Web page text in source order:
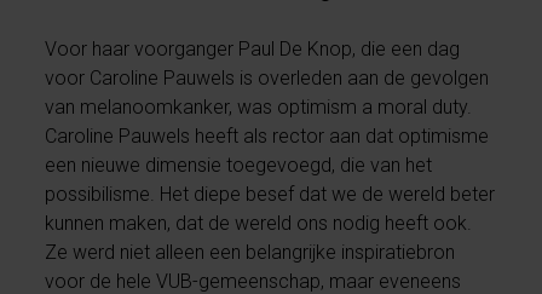
Voor haar voorganger Paul De Knop, die een dag
voor Caroline Pauwels is overleden aan de gevolgen
van melanoomkanker, was optimism a moral duty.
Caroline Pauwels heeft als rector aan dat optimisme
een nieuwe dimensie toegevoegd, die van het
possibilisme. Het diepe besef dat we de wereld beter
kunnen maken, dat de wereld ons nodig heeft ook.
Ze werd niet alleen een belangrijke inspiratiebron
voor de hele VUB-gemeenschap, maar eveneens